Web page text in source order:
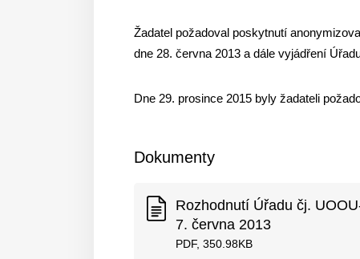
Žadatel požadoval poskytnutí
dne 28. června 2013 a dále vyjádření
Dne 29. prosince 2015 byly žadateli
Dokumenty
Rozhodnutí Úřadu čj.
7. června 2013
PDF, 350.98KB